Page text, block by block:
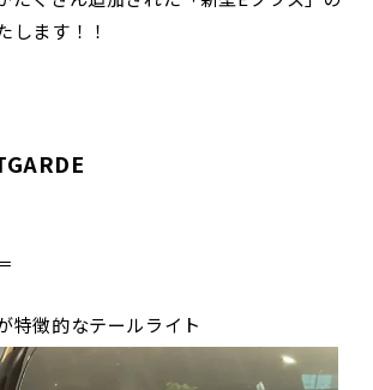
します！！
特徴的なテールライト